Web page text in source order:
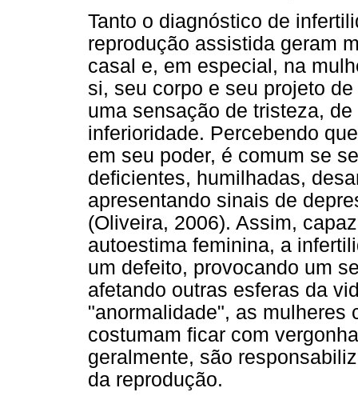
Tanto o diagnóstico de
reprodução assistida geram
casal e, em especial, na
si, seu corpo e seu projeto
uma sensação de tristeza,
inferioridade. Percebendo
em seu poder, é comum se
deficientes, humilhadas,
apresentando sinais de
(Oliveira, 2006). Assim,
autoestima feminina, a
um defeito, provocando um
afetando outras esferas da
"anormalidade", as mulheres
costumam ficar com
geralmente, são
da reprodução.